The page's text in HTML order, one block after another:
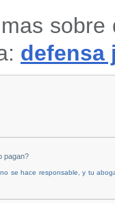
defensa
pagan?
se hace responsable, y tu